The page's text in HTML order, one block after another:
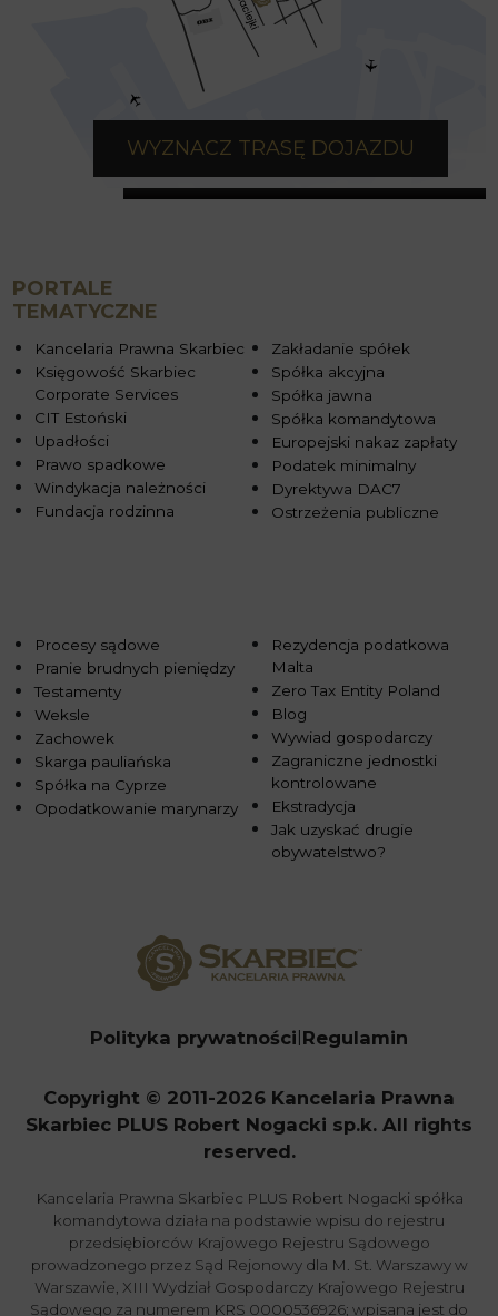
WYZNACZ TRASĘ DOJAZDU
PORTALE
TEMATYCZNE
Kancelaria Prawna Skarbiec
Księgowość Skarbiec
Corporate Services
CIT Estoński
Upadłości
Prawo spadkowe
Windykacja należności
Fundacja rodzinna
Zakładanie spółek
Spółka akcyjna
Spółka jawna
Spółka komandytowa
Europejski nakaz zapłaty
Podatek minimalny
Dyrektywa DAC7
Ostrzeżenia publiczne
Procesy sądowe
Pranie brudnych pieniędzy
Testamenty
Weksle
Zachowek
Skarga pauliańska
Spółka na Cyprze
Opodatkowanie marynarzy
Rezydencja podatkowa
Malta
Zero Tax Entity Poland
Blog
Wywiad gospodarczy
Zagraniczne jednostki
kontrolowane
Ekstradycja
Jak uzyskać drugie
obywatelstwo?
Polityka prywatności Regulamin
Copyright © 2011-2026 Kancelaria Prawna
Skarbiec PLUS Robert Nogacki sp.k. All rights
reserved.
Kancelaria Prawna Skarbiec PLUS Robert Nogacki spółka
komandytowa działa na podstawie wpisu do rejestru
przedsiębiorców Krajowego Rejestru Sądowego
prowadzonego przez Sąd Rejonowy dla M. St. Warszawy w
Warszawie, XIII Wydział Gospodarczy Krajowego Rejestru
Sądowego za numerem KRS 0000536926; wpisana jest do